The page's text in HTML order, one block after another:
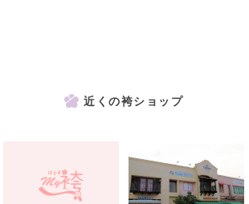
近くの袴ショップ